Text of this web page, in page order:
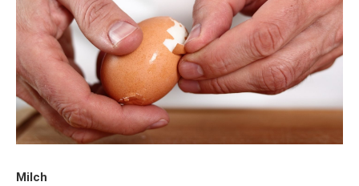
Milch